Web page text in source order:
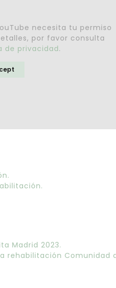
necesita tu permiso
por favor consulta
de privacidad.
Madrid 2023.
rehabilitación Comunidad